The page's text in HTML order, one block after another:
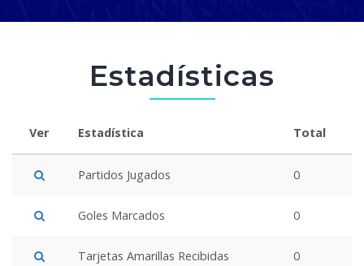
Estadísticas
Ver Estadística Total
Partidos Jugados 0
Goles Marcados 0
Tarjetas Amarillas Recibidas 0